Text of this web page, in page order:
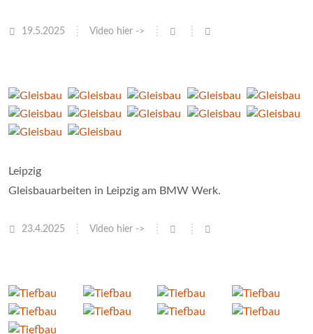
19.5.2025 Video hier ->
Leipzig
Gleisbauarbeiten in Leipzig am BMW Werk.
23.4.2025 Video hier ->